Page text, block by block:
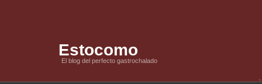
Estocomo
El blog del perfecto gastrochalado